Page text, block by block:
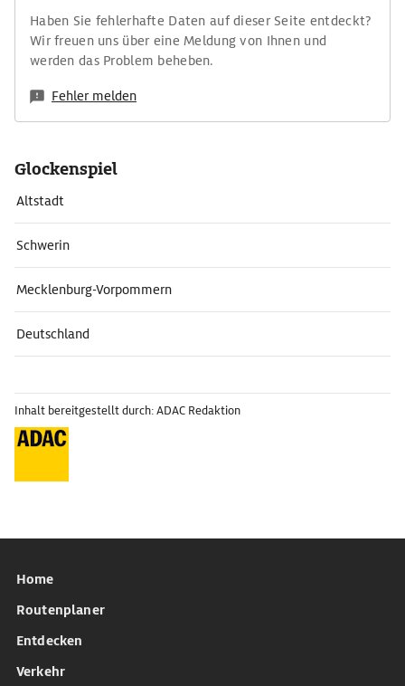
Haben Sie fehlerhafte Daten auf dieser Seite entdeckt?
Wir freuen uns über eine Meldung von Ihnen und
werden das Problem beheben.
Fehler melden
Glockenspiel
Altstadt
Schwerin
Mecklenburg-Vorpommern
Deutschland
Inhalt bereitgestellt durch: ADAC Redaktion
Home
Routenplaner
Entdecken
Verkehr